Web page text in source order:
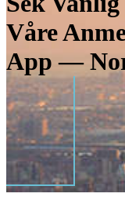
Våre
App —